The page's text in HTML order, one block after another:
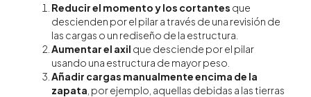
Reducir el momento y los cortantes que
descienden por el pilar a través de una revisión de
las cargas o un rediseño de la estructura.
Aumentar el axil que desciende por el pilar
usando una estructura de mayor peso.
Añadir cargas manualmente encima de la
zapata , por ejemplo, aquellas debidas a las tierras